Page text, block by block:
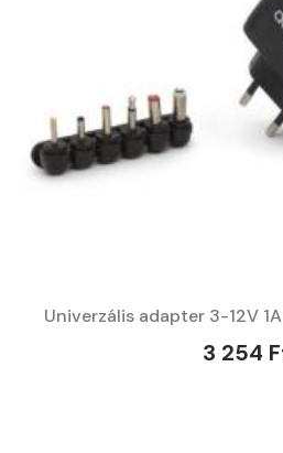
Univerzális adapter 3-12V
3 254